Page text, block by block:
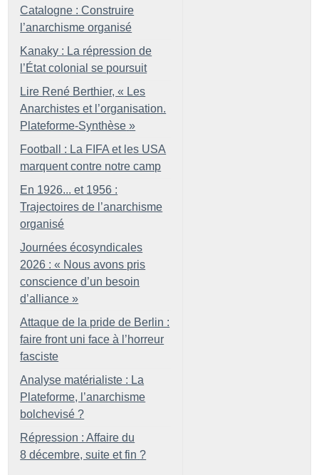
Catalogne : Construire
l’anarchisme organisé
Kanaky : La répression de
l’État colonial se poursuit
Lire René Berthier, « Les
Anarchistes et l’organisation.
Plateforme-Synthèse »
Football : La FIFA et les USA
marquent contre notre camp
En 1926... et 1956 :
Trajectoires de l’anarchisme
organisé
Journées écosyndicales
2026 : « Nous avons pris
conscience d’un besoin
d’alliance »
Attaque de la pride de Berlin :
faire front uni face à l’horreur
fasciste
Analyse matérialiste : La
Plateforme, l’anarchisme
bolchevisé ?
Répression : Affaire du
8 décembre, suite et fin ?